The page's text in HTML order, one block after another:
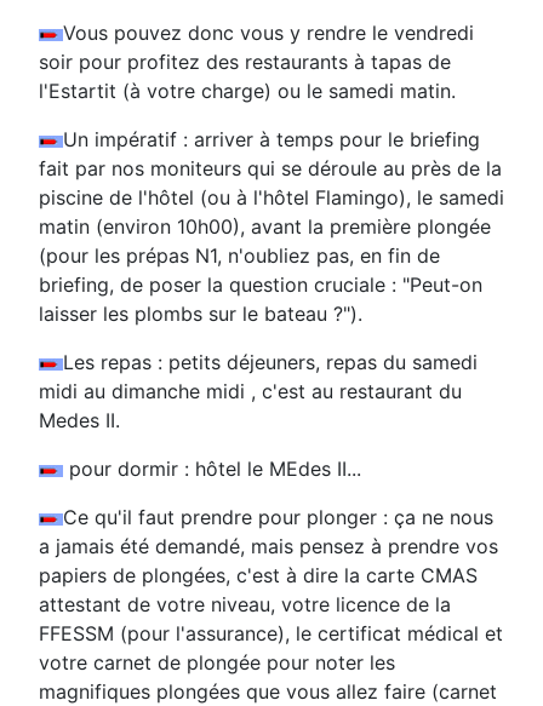
Vous pouvez donc vous y rendre le vendredi
soir pour profitez des restaurants à tapas de
l'Estartit (à votre charge) ou le samedi matin.
Un impératif : arriver à temps pour le briefing
fait par nos moniteurs qui se déroule au près de la
piscine de l'hôtel (ou à l'hôtel Flamingo), le samedi
matin (environ 10h00), avant la première plongée
(pour les prépas N1, n'oubliez pas, en fin de
briefing, de poser la question cruciale : "Peut-on
laisser les plombs sur le bateau ?").
Les repas : petits déjeuners, repas du samedi
midi au dimanche midi , c'est au restaurant du
Medes II.
pour dormir : hôtel le MEdes II...
Ce qu'il faut prendre pour plonger : ça ne nous
a jamais été demandé, mais pensez à prendre vos
papiers de plongées, c'est à dire la carte CMAS
attestant de votre niveau, votre licence de la
FFESSM (pour l'assurance), le certificat médical et
votre carnet de plongée pour noter les
magnifiques plongées que vous allez faire (carnet